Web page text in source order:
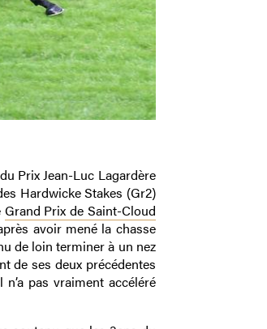
Prix Jean-Luc Lagardère
Hardwicke Stakes (Gr2)
Grand Prix de Saint-Cloud
avoir mené la chasse
de loin terminer à un nez
de ses deux précédentes
pas vraiment accéléré